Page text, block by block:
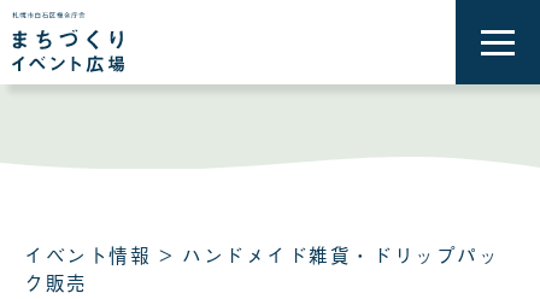
ニ
イベント情報 > ハンドメイド雑貨・ドリップパッ
ク販売